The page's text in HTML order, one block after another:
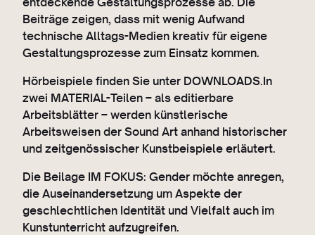
Beiträge zeigen, dass mit wenig Aufwand
technische Alltags-Medien kreativ für eigene
Gestaltungsprozesse zum Einsatz kommen.
Hörbeispiele finden Sie unter DOWNLOADS.In
zwei MATERIAL-Teilen – als editierbare
Arbeitsblätter – werden künstlerische
Arbeitsweisen der Sound Art anhand historischer
und zeitgenössischer Kunstbeispiele erläutert.
Die Beilage IM FOKUS: Gender möchte anregen,
die Auseinandersetzung um Aspekte der
geschlechtlichen Identität und Vielfalt auch im
Kunstunterricht aufzugreifen.